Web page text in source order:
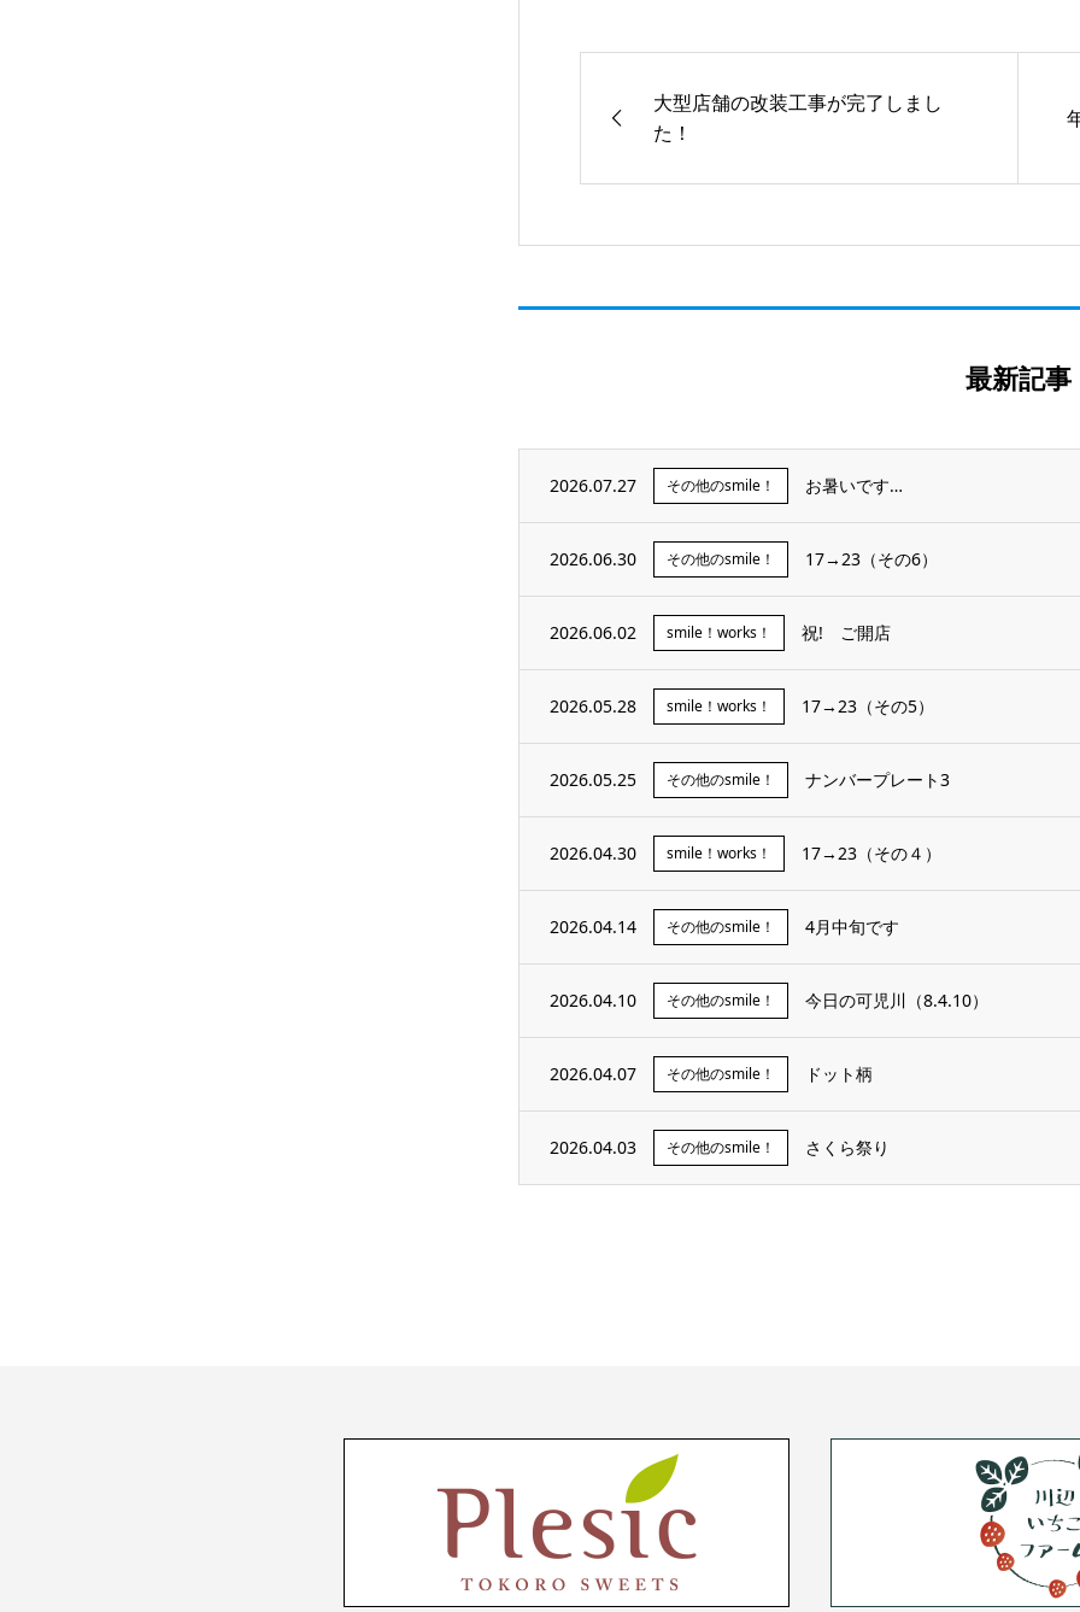
大型店舗の改装工事が完了しまし
た！
最新記事
2026.07.27 その他のsmile！ お暑いです…
2026.06.30 その他のsmile！ 17→23（その6）
2026.06.02 smile！works！ 祝! ご開店
2026.05.28 smile！works！ 17→23（その5）
2026.05.25 その他のsmile！ ナンバープレート3
2026.04.30 smile！works！ 17→23（その４）
2026.04.14 その他のsmile！ 4月中旬です
2026.04.10 その他のsmile！ 今日の可児川（8.4.10）
2026.04.07 その他のsmile！ ドット柄
2026.04.03 その他のsmile！ さくら祭り